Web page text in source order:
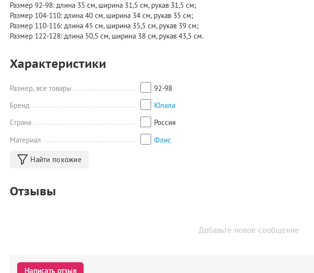
Размер 92-98: длина 35 см, ширина 31,5 см, рукав 31,5 см;
Размер 104-110: длина 40 см, ширина 34 см, рукав 35 см;
Размер 110-116: длина 45 см, ширина 35,5 см, рукав 39 см;
Размер 122-128: длина 50,5 см, ширина 38 см, рукав 43,5 см.
Характеристики
Размер, все товары
92-98
Бренд
Юлала
Страна
Россия
Материал
Флис
Найти похожие
Отзывы
Добавьте новое сообщение
Написать отзыв